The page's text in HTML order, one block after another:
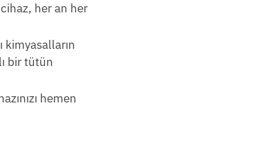
her an her
kimyasalların
bir tütün
hemen